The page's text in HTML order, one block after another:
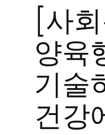
[사
양육
기술
건강